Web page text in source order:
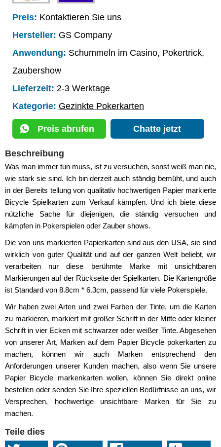
Preis: Kontaktieren Sie uns
Hersteller: GS Company
Anwendung: Schummeln im Casino, Pokertrick,
Zaubershow
Lieferzeit: 2-3 Werktage
Kategorie: Gezinkte Pokerkarten
Preis abrufen Chatte jetzt
Beschreibung
Was man immer tun muss, ist zu versuchen, sonst weiß man nie,
wie stark sie sind. Ich bin derzeit auch ständig bemüht, und auch
in der Bereits tellung von qualitativ hochwertigen Papier markierte
Bicycle Spielkarten zum Verkauf kämpfen. Und ich biete diese
nützliche Sache für diejenigen, die ständig versuchen und
kämpfen in Pokerspielen oder Zauber shows.
Die von uns markierten Papierkarten sind aus den USA, sie sind
wirklich von guter Qualität und auf der ganzen Welt beliebt, wir
verarbeiten nur diese berühmte Marke mit unsichtbaren
Markierungen auf der Rückseite der Spielkarten. Die Kartengröße
ist Standard von 8.8cm * 6.3cm, passend für viele Pokerspiele.
Wir haben zwei Arten und zwei Farben der Tinte, um die Karten
zu markieren, markiert mit großer Schrift in der Mitte oder kleiner
Schrift in vier Ecken mit schwarzer oder weißer Tinte. Abgesehen
von unserer Art, Marken auf dem Papier Bicycle pokerkarten zu
machen, können wir auch Marken entsprechend den
Anforderungen unserer Kunden machen, also wenn Sie unsere
Papier Bicycle markenkarten wollen, können Sie direkt online
bestellen oder senden Sie Ihre speziellen Bedürfnisse an uns, wir
Versprechen, hochwertige unsichtbare Marken für Sie zu
machen.
Teile dies